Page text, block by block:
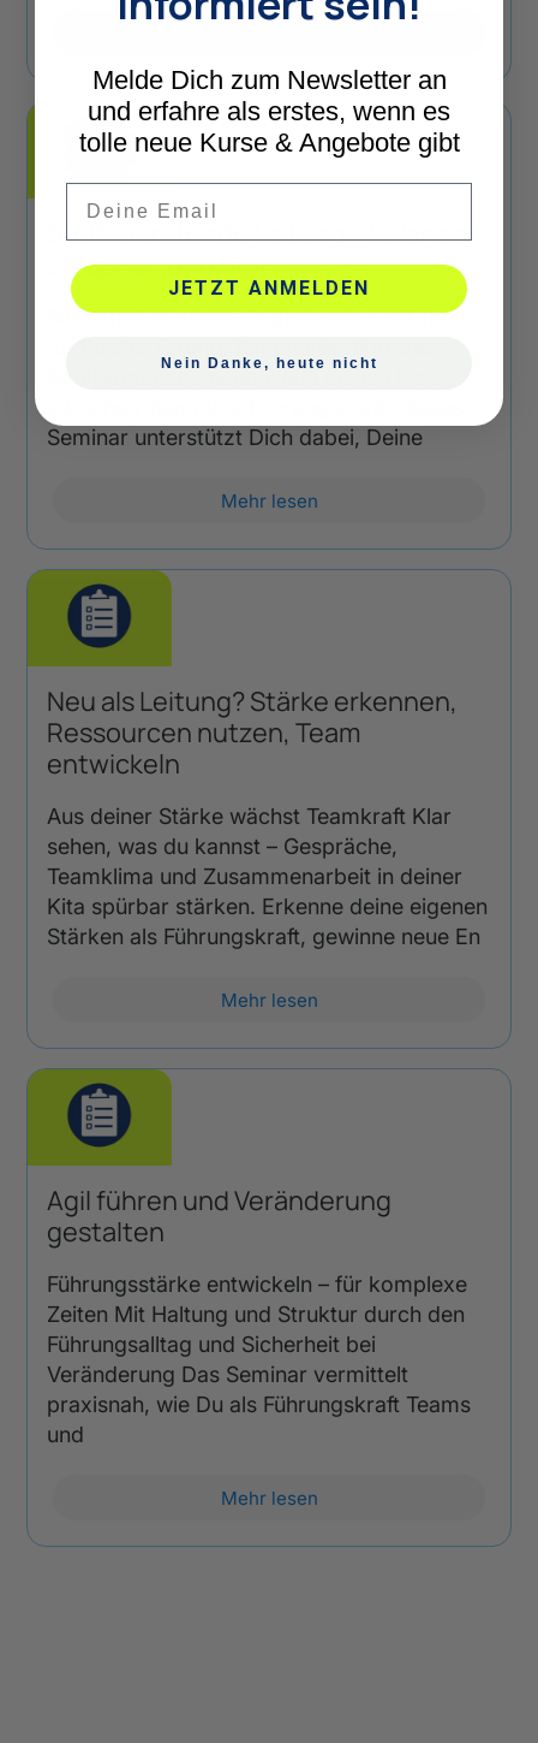
Stellvertretende Leitung – Balance
zwischen den Stühlen!
Sicherheit in deiner Doppelrolle – mit Tools
Konfliktmanagement. Finde deinen Platz
Seminar unterstützt Dich dabei, Deine
Mehr lesen
Neu als Leitung? Stärke erkennen,
Ressourcen nutzen, Team
entwickeln
Aus deiner Stärke wächst Teamkraft Klar
sehen, was du kannst – Gespräche,
Teamklima und Zusammenarbeit in deiner
Kita spürbar stärken. Erkenne deine eigenen
Stärken als Führungskraft, gewinne neue En
Mehr lesen
Agil führen und Veränderung
gestalten
Führungsstärke entwickeln – für komplexe
Zeiten Mit Haltung und Struktur durch den
Führungsalltag und Sicherheit bei
Veränderung Das Seminar vermittelt
praxisnah, wie Du als Führungskraft Teams
und
Mehr lesen
Melde Dich zum Newsletter an
und erfahre als erstes, wenn es
tolle neue Kurse & Angebote gibt
JETZT ANMELDEN
Nein Danke, heute nicht